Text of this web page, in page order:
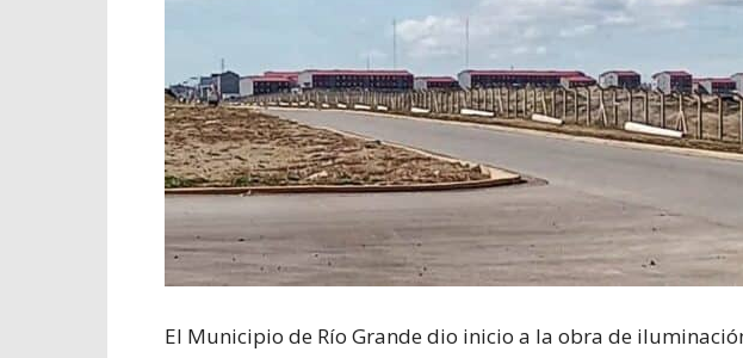
El Municipio de Río Grande dio inicio a la obra de